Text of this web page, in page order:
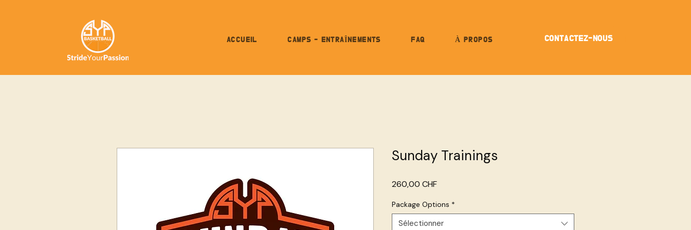
ACCUEIL CAMPS - ENTRAÎNEMENTS FAQ À PROPOS CONTACTEZ-NOUS
Sunday Trainings
260,00 CHFPrix
Package Options *
Sélectionner